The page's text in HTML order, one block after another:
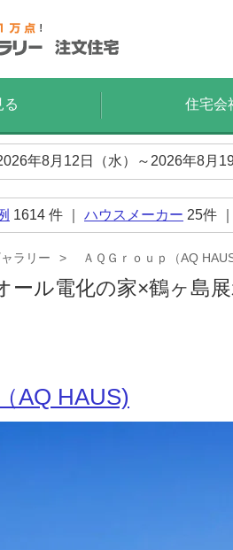
る 住宅会
年8月12日（水）～2026年8月
1614 件 ｜ ハウスメーカー 25件
ラリー ＡＱＧｒｏｕｐ（AQ
ール電化の家×鶴ヶ島
AQ HAUS)